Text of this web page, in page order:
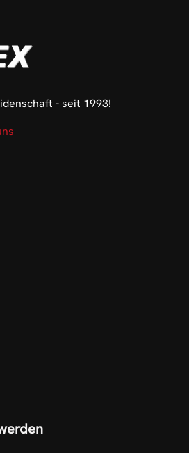
- seit 1993!